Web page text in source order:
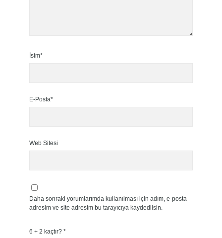
İsim*
E-Posta*
Web Sitesi
Daha sonraki yorumlarımda kullanılması için adım, e-posta
adresim ve site adresim bu tarayıcıya kaydedilsin.
6 + 2 kaçtır? *